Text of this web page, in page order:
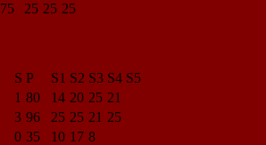
75 25 25 25
S P S1 S2 S3 S4 S5
1 80 14 20 25 21
3 96 25 25 21 25
0 35 10 17 8